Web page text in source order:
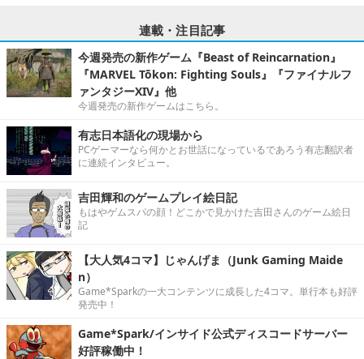
連載・注目記事
今週発売の新作ゲーム『Beast of Reincarnation』
『MARVEL Tōkon: Fighting Souls』『ファイナルフ
ァンタジーXIV』他
今週発売の新作ゲームはこちら。
有志日本語化の現場から
PCゲーマーなら何かとお世話になっているであろう有志翻訳者
に連続インタビュー。
吉田輝和のゲームプレイ絵日記
もはやゲムスパの顔！どこかで見かけた吉田さんのゲーム絵日
記
【大人気4コマ】じゃんげま（Junk Gaming Maide
n）
Game*Sparkの一大コンテンツに成長した4コマ。単行本も好評
発売中！
Game*Spark/インサイド公式ディスコードサーバー
好評稼働中！